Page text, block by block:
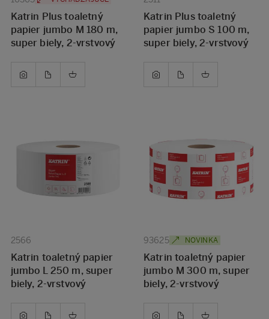
Katrin Plus toaletný
papier jumbo M 180 m,
super biely, 2-vrstvový
Katrin Plus toaletný
papier jumbo S 100 m,
super biely, 2-vrstvový
2566
Katrin toaletný papier
jumbo L 250 m, super
biely, 2-vrstvový
93625 NOVINKA
Katrin toaletný papier
jumbo M 300 m, super
biely, 2-vrstvový